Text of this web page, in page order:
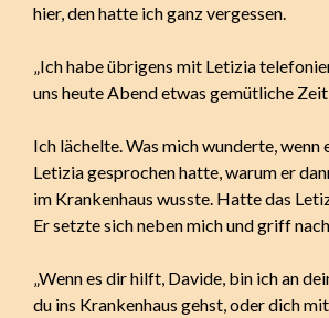
hier, den hatte ich ganz vergessen.
„Ich habe übrigens mit Letizia
uns heute Abend etwas gemütliche
Ich lächelte. Was mich wunderte, wenn
Letizia gesprochen hatte, warum er
im Krankenhaus wusste. Hatte das
Er setzte sich neben mich und griff
„Wenn es dir hilft, Davide, bin ich an
du ins Krankenhaus gehst, oder dich